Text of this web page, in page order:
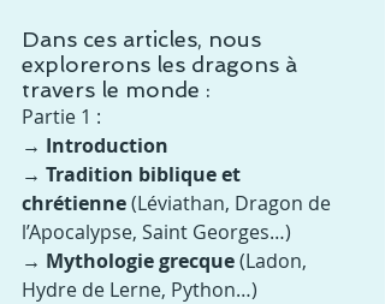
Dans ces articles, nous
explorerons les dragons à
travers le monde :
Partie 1 :
→ Introduction
→ Tradition biblique et
chrétienne (Léviathan, Dragon de
l’Apocalypse, Saint Georges…)
→ Mythologie grecque (Ladon,
Hydre de Lerne, Python…)